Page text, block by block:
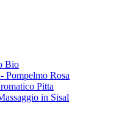
Bio
Pompelmo Rosa
Pitta
in Sisal